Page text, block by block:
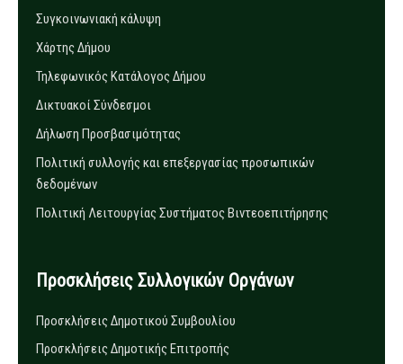
Συγκοινωνιακή κάλυψη
Χάρτης Δήμου
Τηλεφωνικός Κατάλογος Δήμου
Δικτυακοί Σύνδεσμοι
Δήλωση Προσβασιμότητας
Πολιτική συλλογής και επεξεργασίας προσωπικών
δεδομένων
Πολιτική Λειτουργίας Συστήματος Βιντεοεπιτήρησης
Προσκλήσεις Συλλογικών Οργάνων
Προσκλήσεις Δημοτικού Συμβουλίου
Προσκλήσεις Δημοτικής Επιτροπής